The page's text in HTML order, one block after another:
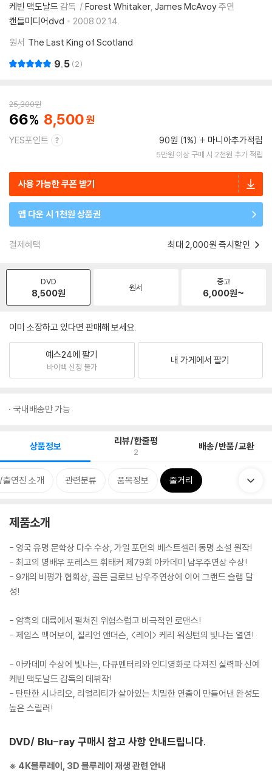
케빈 맥도날드 감독 Forest Whitaker James McAvoy주연
캔들미디어dvd
2008.02.14.
원서 The Last King of Scotland
9.5 2
25,300원
66 8,500
YES포인트 90원 (1%) 마니아추가적립
5만원 이상 구매 시 2천원 추가 적립
사용 가능한 쿠폰 받기
앱 다운 시 1천원 상품권
결제혜택 최대 2,000원 즉시할인
DVD
8,500원 원서
중고
6,000원~
이미 소장하고 있다면 판매해 보세요.
예스24에 팔기
바이백 신청 불가
내 가게에서 팔기
국내배송만 가능
상품정보 리뷰/한줄평
2 배송/반품/교환
연진 소개 관련분류 품목정보 줄거리
제품소개
- 영국 유명 문학상 다수 수상, 가일 포던의 베스트셀러 동명 소설 원작!
- 최고의 명배우 포레스트 휘태커 제79회 아카데미 남우주연상 수상!
- 9개의 비평가 협회상, 골든 글로브 남우주연상에 이어 그랜드 슬램 달
성!
- 암흑의 대륙에서 펼쳐진 위험스럽고 비극적인 로맨스!
- 제임스 맥어보이, 질리언 앤더슨, <레이> 케리 워싱턴의 빛나는 열연!
- 아카데미 수상에 빛나는, 다큐멘터리와 인디영화로 다져진 실력파 신예
케빈 맥도날드 감독의 데뷔작!
- 탄탄한 시나리오, 리얼리티가 살아있는 치밀한 연출이 만들어낸 완성도
높은 스릴러!
DVD/ Blu-ray 구매시 참고 사항 안내드립니다.
※ 4K블루레이, 3D 블루레이 재생 관련 안내